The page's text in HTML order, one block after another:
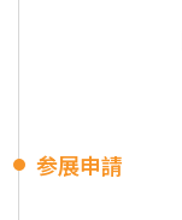
参展申請